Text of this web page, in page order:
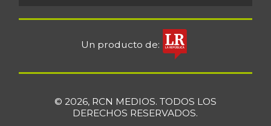
Un producto de:
© 2026, RCN MEDIOS. TODOS LOS
DERECHOS RESERVADOS.